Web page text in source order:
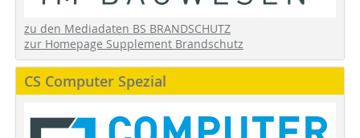
zu den Mediadaten BS BRANDSCHUTZ
zur Homepage Supplement Brandschutz
CS Computer Spezial